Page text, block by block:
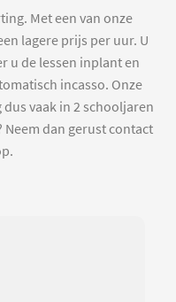
Met een van onze
lagere prijs per uur. U
u de lessen inplant en
incasso. Onze
vaak in 2 schooljaren
dan gerust contact